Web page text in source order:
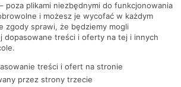
poza plikami niezbędnymi do funkcjonowania
i możesz je wycofać w każdym
zgody sprawi, że będziemy mogli
dopasowane treści i oferty na tej i innych
treści i ofert na stronie
przez strony trzecie